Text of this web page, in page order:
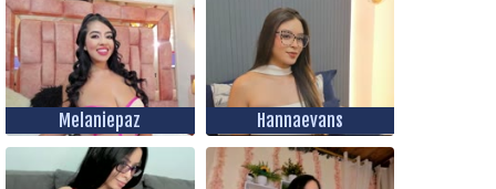
Melaniepaz Hannaevans